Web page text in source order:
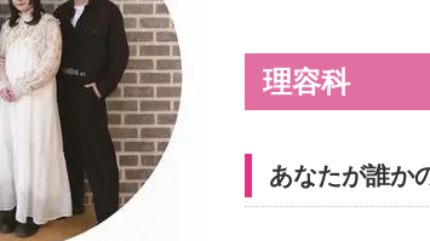
理容科
あなたが誰か